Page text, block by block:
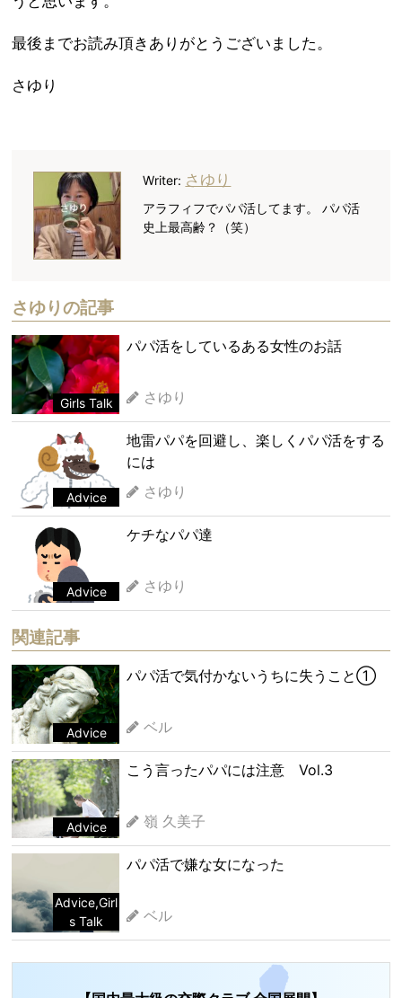
最後までお読み頂きありがとうございました。
さゆり
Writer: さゆり
アラフィフでパパ活してます。 パパ活
史上最高齢？（笑）
さゆりの記事
Girls Talk
パパ活をしているある女性のお話
さゆり
Advice
地雷パパを回避し、楽しくパパ活をする
には
さゆり
Advice
ケチなパパ達
さゆり
関連記事
Advice
パパ活で気付かないうちに失うこと①
ベル
Advice
こう言ったパパには注意 Vol.3
嶺 久美子
Advice,Girl
s Talk
パパ活で嫌な女になった
ベル